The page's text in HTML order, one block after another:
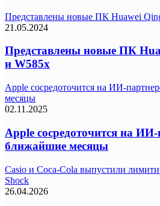
Представлены новые ПК Huawei
21.05.2024
Представлены новые ПК
и W585x
Apple сосредоточится на ИИ-
месяцы
02.11.2025
Apple сосредоточится на ИИ-
ближайшие месяцы
Casio и Coca-Cola выпустили
Shock
26.04.2026